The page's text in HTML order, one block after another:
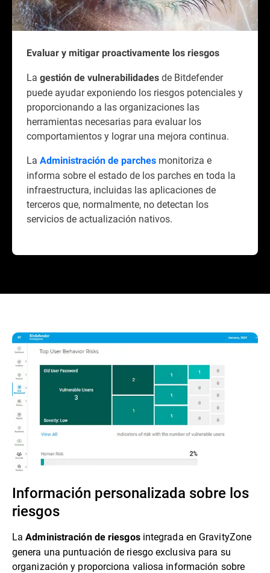
Evaluar y mitigar proactivamente los riesgos
La gestión de vulnerabilidades de Bitdefender
puede ayudar exponiendo los riesgos potenciales y
proporcionando a las organizaciones las
herramientas necesarias para evaluar los
comportamientos y lograr una mejora continua.
La Administración de parches monitoriza e
informa sobre el estado de los parches en toda la
infraestructura, incluidas las aplicaciones de
terceros que, normalmente, no detectan los
servicios de actualización nativos.
Información personalizada sobre los
riesgos
LaAdministración de riesgosintegrada en GravityZone
genera una puntuación de riesgo exclusiva para su
organización y proporciona valiosa información sobre